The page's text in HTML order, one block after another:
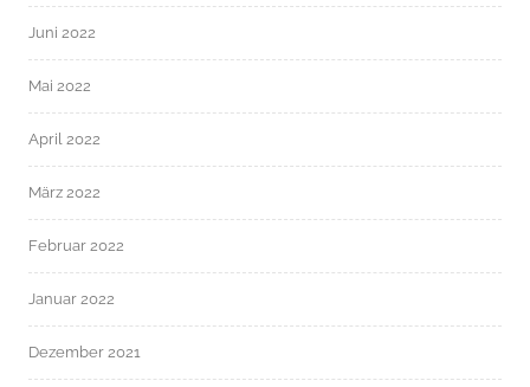
Juni 2022
Mai 2022
April 2022
März 2022
Februar 2022
Januar 2022
Dezember 2021